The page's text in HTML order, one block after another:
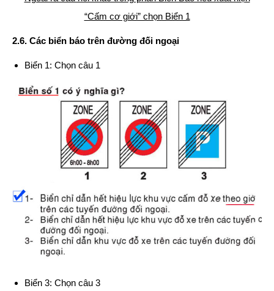
“Cấm cơ giới” chọn Biển 1
2.6. Các biển báo trên đường đối ngoại
Biển 1: Chọn câu 1
Biển 3: Chọn câu 3